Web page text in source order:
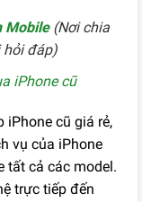
Mobile(Nơi chia
hỏi đáp)
iPhone cũ
iPhone cũ giá rẻ,
vụ của iPhone
tất cả các model.
trực tiếp đến